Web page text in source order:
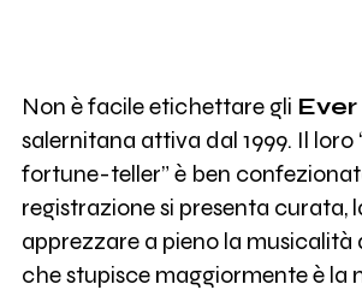
Non è facile etichettare gli
salernitana attiva dal 1999. Il loro
fortune-teller” è ben
registrazione si presenta curata,
apprezzare a pieno la musicalità
che stupisce maggiormente è la